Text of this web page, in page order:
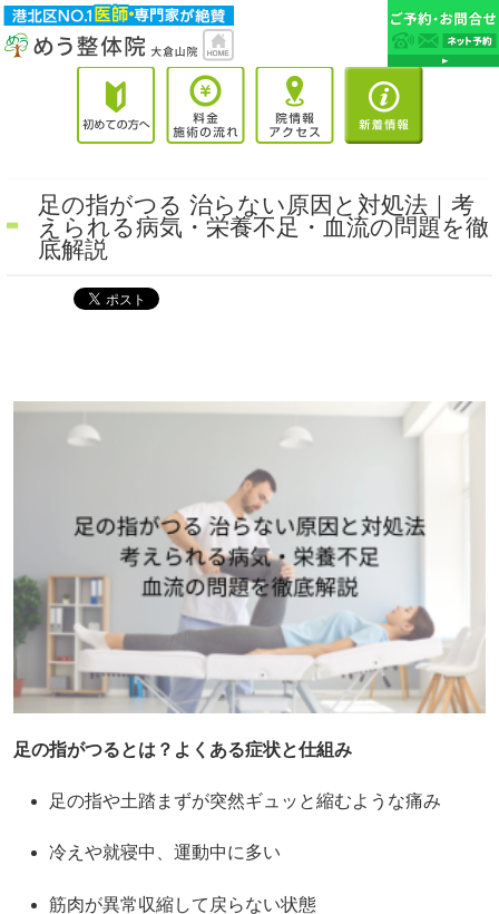
足の指がつる 治らない原因と対処法｜考
えられる病気・栄養不足・血流の問題を徹
底解説
足の指がつるとは？よくある症状と仕組み
足の指や土踏まずが突然ギュッと縮むような痛み
冷えや就寝中、運動中に多い
筋肉が異常収縮して戻らない状態